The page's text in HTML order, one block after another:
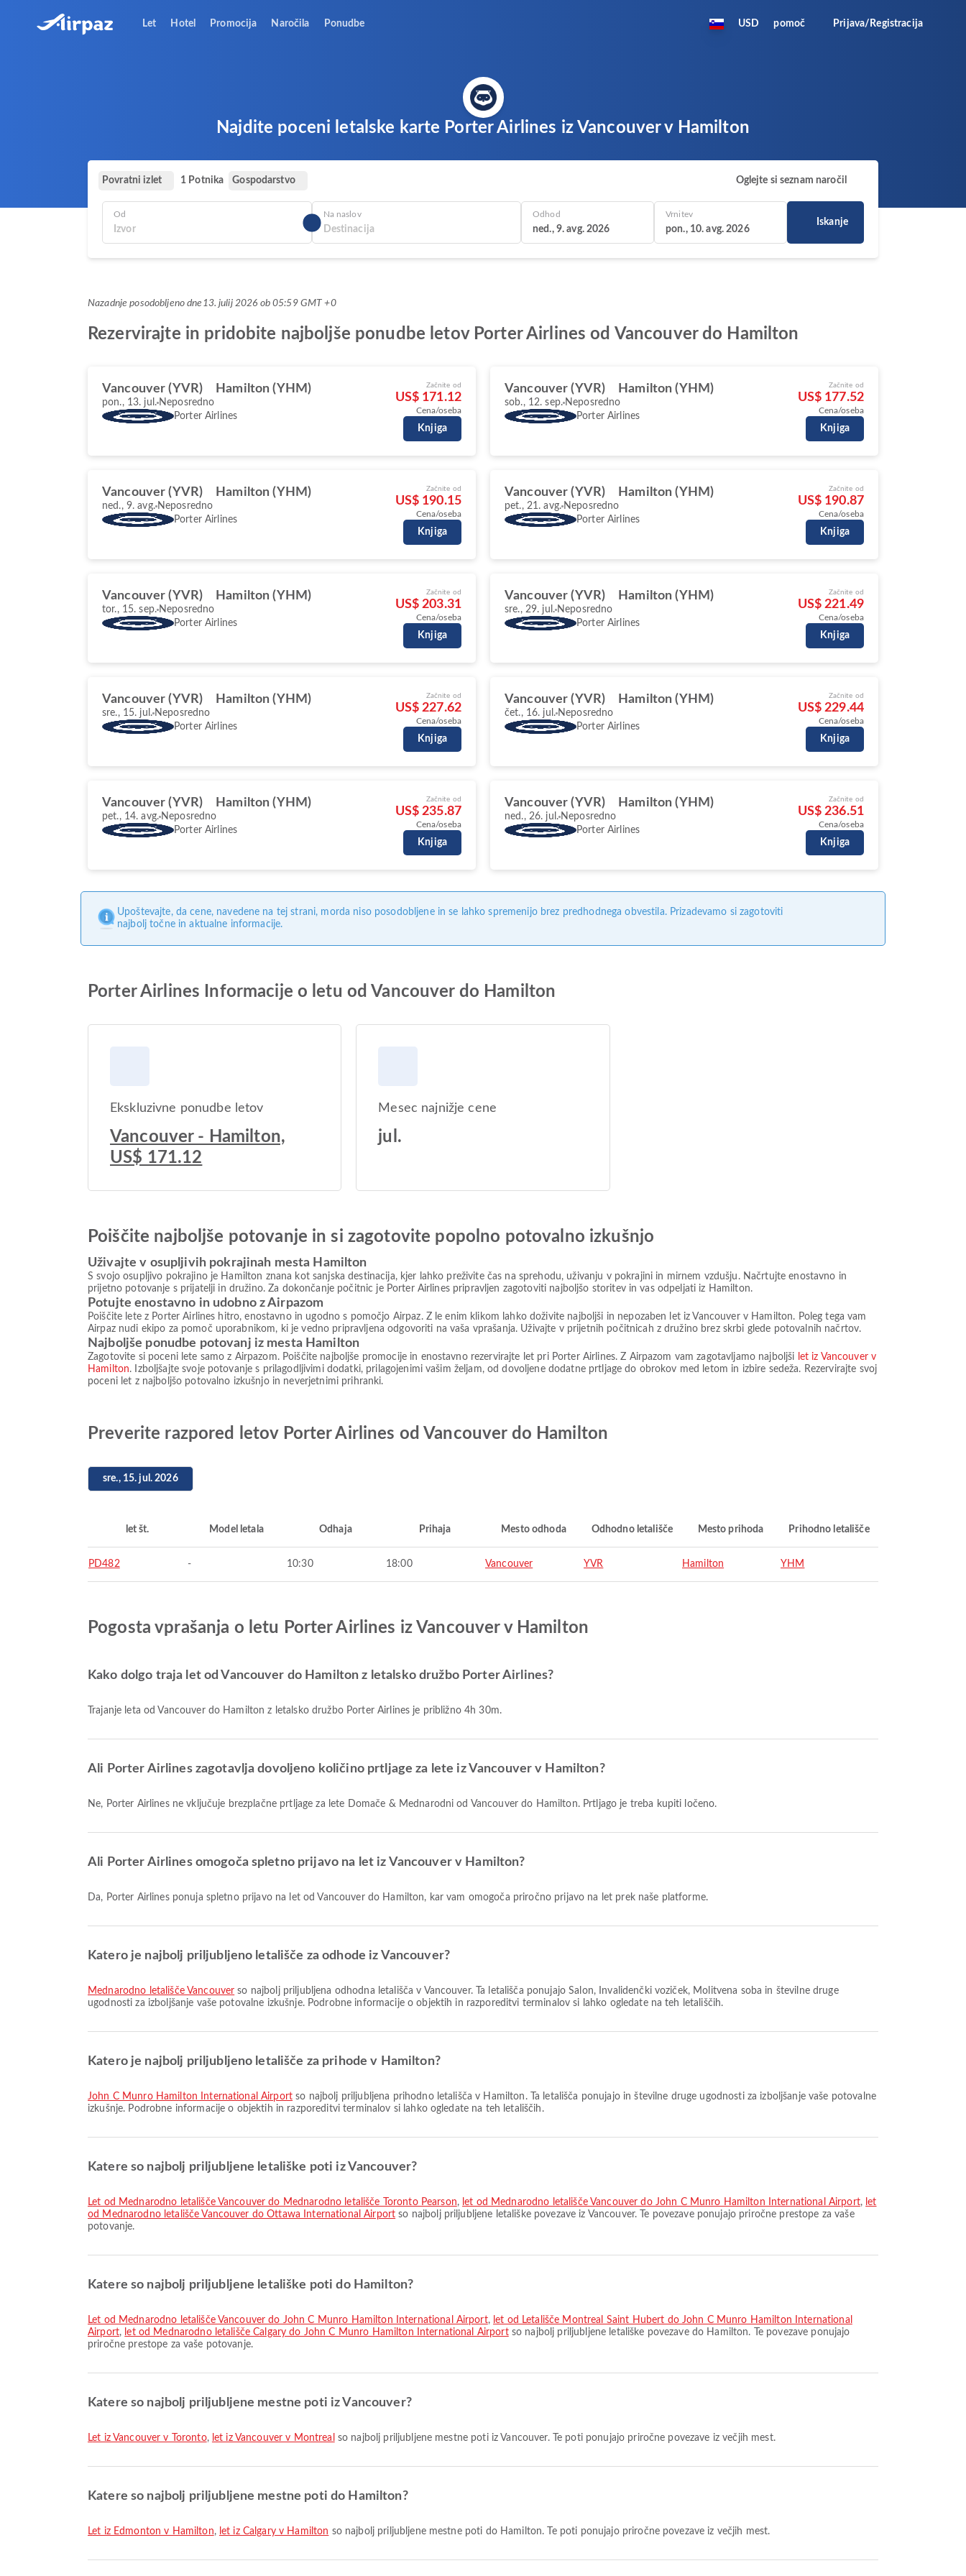
Let Hotel Promocija Naročila Ponudbe USD pomoč Prijava/Registracija
Najdite poceni letalske karte Porter Airlines iz Vancouver v Hamilton
Povratni izlet 1 Potnika Gospodarstvo Oglejte si seznam naročil
Od Na naslov Odhod
ned., 9. avg. 2026
Vrnitev
pon., 10. avg. 2026
Iskanje
Nazadnje posodobljeno dne 13. julij 2026 ob 05:59 GMT +0
Rezervirajte in pridobite najboljše ponudbe letov Porter Airlines od Vancouver do Hamilton
Vancouver (YVR) Hamilton (YHM)
pon., 13. jul. Neposredno
Porter Airlines
Začnite od
US$ 171.12
Cena/oseba
Knjiga
Vancouver (YVR) Hamilton (YHM)
sob., 12. sep. Neposredno
Porter Airlines
Začnite od
US$ 177.52
Cena/oseba
Knjiga
Vancouver (YVR) Hamilton (YHM)
ned., 9. avg. Neposredno
Porter Airlines
Začnite od
US$ 190.15
Cena/oseba
Knjiga
Vancouver (YVR) Hamilton (YHM)
pet., 21. avg. Neposredno
Porter Airlines
Začnite od
US$ 190.87
Cena/oseba
Knjiga
Vancouver (YVR) Hamilton (YHM)
tor., 15. sep. Neposredno
Porter Airlines
Začnite od
US$ 203.31
Cena/oseba
Knjiga
Vancouver (YVR) Hamilton (YHM)
sre., 29. jul. Neposredno
Porter Airlines
Začnite od
US$ 221.49
Cena/oseba
Knjiga
Vancouver (YVR) Hamilton (YHM)
sre., 15. jul. Neposredno
Porter Airlines
Začnite od
US$ 227.62
Cena/oseba
Knjiga
Vancouver (YVR) Hamilton (YHM)
čet., 16. jul. Neposredno
Porter Airlines
Začnite od
US$ 229.44
Cena/oseba
Knjiga
Vancouver (YVR) Hamilton (YHM)
pet., 14. avg. Neposredno
Porter Airlines
Začnite od
US$ 235.87
Cena/oseba
Knjiga
Vancouver (YVR) Hamilton (YHM)
ned., 26. jul. Neposredno
Porter Airlines
Začnite od
US$ 236.51
Cena/oseba
Knjiga
Upoštevajte, da cene, navedene na tej strani, morda niso posodobljene in se lahko spremenijo brez predhodnega obvestila. Prizadevamo si zagotoviti
najbolj točne in aktualne informacije.
Porter Airlines Informacije o letu od Vancouver do Hamilton
Ekskluzivne ponudbe letov
Vancouver - Hamilton,
US$ 171.12
Mesec najnižje cene
jul.
Poiščite najboljše potovanje in si zagotovite popolno potovalno izkušnjo
Uživajte v osupljivih pokrajinah mesta Hamilton
S svojo osupljivo pokrajino je Hamilton znana kot sanjska destinacija, kjer lahko preživite čas na sprehodu, uživanju v pokrajini in mirnem vzdušju. Načrtujte enostavno in
prijetno potovanje s prijatelji in družino. Za dokončanje počitnic je Porter Airlines pripravljen zagotoviti najboljšo storitev in vas odpeljati iz Hamilton.
Potujte enostavno in udobno z Airpazom
Poiščite lete z Porter Airlines hitro, enostavno in ugodno s pomočjo Airpaz. Z le enim klikom lahko doživite najboljši in nepozaben let iz Vancouver v Hamilton. Poleg tega vam
Airpaz nudi ekipo za pomoč uporabnikom, ki je vedno pripravljena odgovoriti na vaša vprašanja. Uživajte v prijetnih počitnicah z družino brez skrbi glede potovalnih načrtov.
Najboljše ponudbe potovanj iz mesta Hamilton
Zagotovite si poceni lete samo z Airpazom. Poiščite najboljše promocije in enostavno rezervirajte let pri Porter Airlines. Z Airpazom vam zagotavljamo najboljši let iz Vancouver v
Hamilton. Izboljšajte svoje potovanje s prilagodljivimi dodatki, prilagojenimi vašim željam, od dovoljene dodatne prtljage do obrokov med letom in izbire sedeža. Rezervirajte svoj
poceni let z najboljšo potovalno izkušnjo in neverjetnimi prihranki.
Preverite razpored letov Porter Airlines od Vancouver do Hamilton
sre., 15. jul. 2026
let št. Model letala Odhaja Prihaja Mesto odhoda Odhodno letališče Mesto prihoda Prihodno letališče
PD482 - 10:30 18:00 Vancouver YVR Hamilton YHM
Pogosta vprašanja o letu Porter Airlines iz Vancouver v Hamilton
Kako dolgo traja let od Vancouver do Hamilton z letalsko družbo Porter Airlines?
Trajanje leta od Vancouver do Hamilton z letalsko družbo Porter Airlines je približno 4h 30m.
Ali Porter Airlines zagotavlja dovoljeno količino prtljage za lete iz Vancouver v Hamilton?
Ne, Porter Airlines ne vključuje brezplačne prtljage za lete Domače & Mednarodni od Vancouver do Hamilton. Prtljago je treba kupiti ločeno.
Ali Porter Airlines omogoča spletno prijavo na let iz Vancouver v Hamilton?
Da, Porter Airlines ponuja spletno prijavo na let od Vancouver do Hamilton, kar vam omogoča priročno prijavo na let prek naše platforme.
Katero je najbolj priljubljeno letališče za odhode iz Vancouver?
Mednarodno letališče Vancouver so najbolj priljubljena odhodna letališča v Vancouver. Ta letališča ponujajo Salon, Invalidenčki voziček, Molitvena soba in številne druge
ugodnosti za izboljšanje vaše potovalne izkušnje. Podrobne informacije o objektih in razporeditvi terminalov si lahko ogledate na teh letališčih.
Katero je najbolj priljubljeno letališče za prihode v Hamilton?
John C Munro Hamilton International Airport so najbolj priljubljena prihodno letališča v Hamilton. Ta letališča ponujajo in številne druge ugodnosti za izboljšanje vaše potovalne
izkušnje. Podrobne informacije o objektih in razporeditvi terminalov si lahko ogledate na teh letališčih.
Katere so najbolj priljubljene letališke poti iz Vancouver?
let od Mednarodno letališče Vancouver do Mednarodno letališče Toronto Pearson, let od Mednarodno letališče Vancouver do John C Munro Hamilton International Airport, let
od Mednarodno letališče Vancouver do Ottawa International Airport so najbolj priljubljene letališke povezave iz Vancouver. Te povezave ponujajo priročne prestope za vaše
potovanje.
Katere so najbolj priljubljene letališke poti do Hamilton?
let od Mednarodno letališče Vancouver do John C Munro Hamilton International Airport, let od Letališče Montreal Saint Hubert do John C Munro Hamilton International
Airport, let od Mednarodno letališče Calgary do John C Munro Hamilton International Airportso najbolj priljubljene letališke povezave do Hamilton. Te povezave ponujajo
priročne prestope za vaše potovanje.
Katere so najbolj priljubljene mestne poti iz Vancouver?
let iz Vancouver v Toronto, let iz Vancouver v Montreal so najbolj priljubljene mestne poti iz Vancouver. Te poti ponujajo priročne povezave iz večjih mest.
Katere so najbolj priljubljene mestne poti do Hamilton?
let iz Edmonton v Hamilton, let iz Calgary v Hamilton so najbolj priljubljene mestne poti do Hamilton. Te poti ponujajo priročne povezave iz večjih mest.